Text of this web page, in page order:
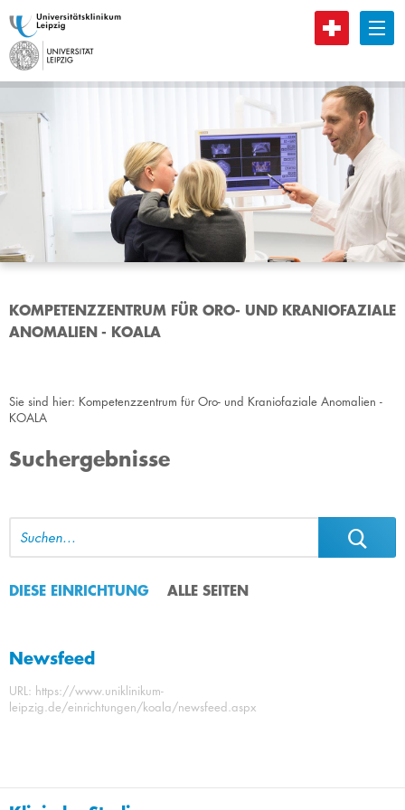
B
KOMPETENZZENTRUM FÜR ORO- UND KRANIOFAZIALE
ANOMALIEN - KOALA
Sie sind hier: Kompetenzzentrum für Oro- und Kraniofaziale Anomalien -
KOALA
Suchergebnisse
DIESE EINRICHTUNG ALLE SEITEN
Newsfeed
URL: https://www.uniklinikum-
leipzig.de/einrichtungen/koala/newsfeed.aspx